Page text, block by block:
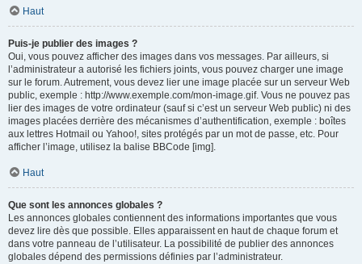
Haut
Puis-je publier des images ?
Oui, vous pouvez afficher des images dans vos messages. Par ailleurs, si
l’administrateur a autorisé les fichiers joints, vous pouvez charger une image
sur le forum. Autrement, vous devez lier une image placée sur un serveur Web
public, exemple : http://www.exemple.com/mon-image.gif. Vous ne pouvez pas
lier des images de votre ordinateur (sauf si c’est un serveur Web public) ni des
images placées derrière des mécanismes d’authentification, exemple : boîtes
aux lettres Hotmail ou Yahoo!, sites protégés par un mot de passe, etc. Pour
afficher l’image, utilisez la balise BBCode [img].
Haut
Que sont les annonces globales ?
Les annonces globales contiennent des informations importantes que vous
devez lire dès que possible. Elles apparaissent en haut de chaque forum et
dans votre panneau de l’utilisateur. La possibilité de publier des annonces
globales dépend des permissions définies par l’administrateur.